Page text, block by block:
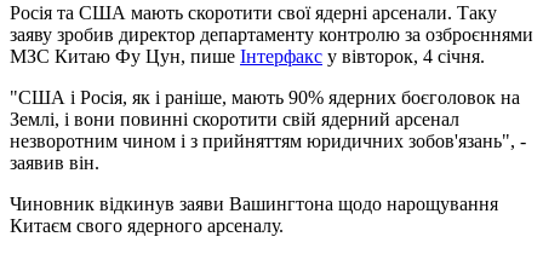
Росія та США мають скоротити свої ядерні арсенали. Таку
заяву зробив директор департаменту контролю за озброєннями
МЗС Китаю Фу Цун, пише Інтерфакс у вівторок, 4 січня.
"США і Росія, як і раніше, мають 90% ядерних боєголовок на
Землі, і вони повинні скоротити свій ядерний арсенал
незворотним чином і з прийняттям юридичних зобов'язань", -
заявив він.
Чиновник відкинув заяви Вашингтона щодо нарощування
Китаєм свого ядерного арсеналу.